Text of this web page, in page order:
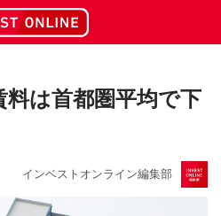
料は首都圏平均で下
インベストオンライン編集部